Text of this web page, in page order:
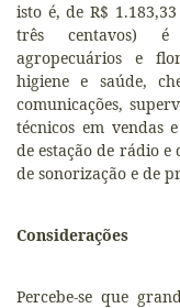
isto é, de R$
três centavos) é
agropecuários e
higiene e saúde,
comunicações,
técnicos em vendas
de estação de rádio e
de sonorização e de
Considerações
Percebe-se que